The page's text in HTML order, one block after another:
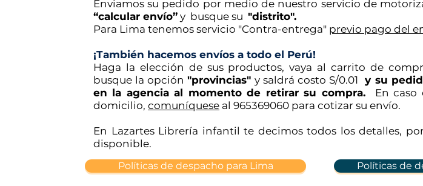
Enviamos su pedido por medio de nuestro servicio de
“calcular envío” y busque su "distrito".
Para Lima tenemos servicio "Contra-entrega" previo pago del
¡También hacemos envíos a todo el Perú!
Haga la elección de sus productos, vaya al carrito de
busque la opción"provincias" y saldrá costo S/0.01 y su
en la agencia al momento de retirar su compra.
En caso
domicilio, comuníquese al 965369060 para cotizar su envío.
En Lazartes Librería infantil te decimos todos los detalles,
disponible.
Políticas de despacho para Lima Políticas de